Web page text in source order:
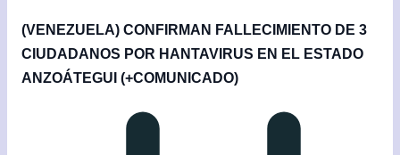
(VENEZUELA) CONFIRMAN FALLECIMIENTO DE 3
CIUDADANOS POR HANTAVIRUS EN EL ESTADO
ANZOÁTEGUI (+COMUNICADO)